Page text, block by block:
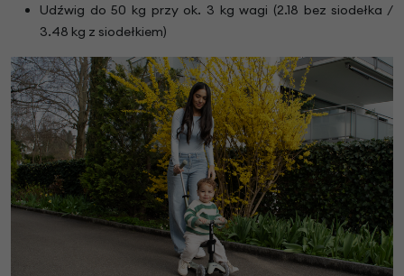
Udźwig do 50 kg przy ok. 3 kg wagi (2.18 bez siodełka /
3.48 kg z siodełkiem)